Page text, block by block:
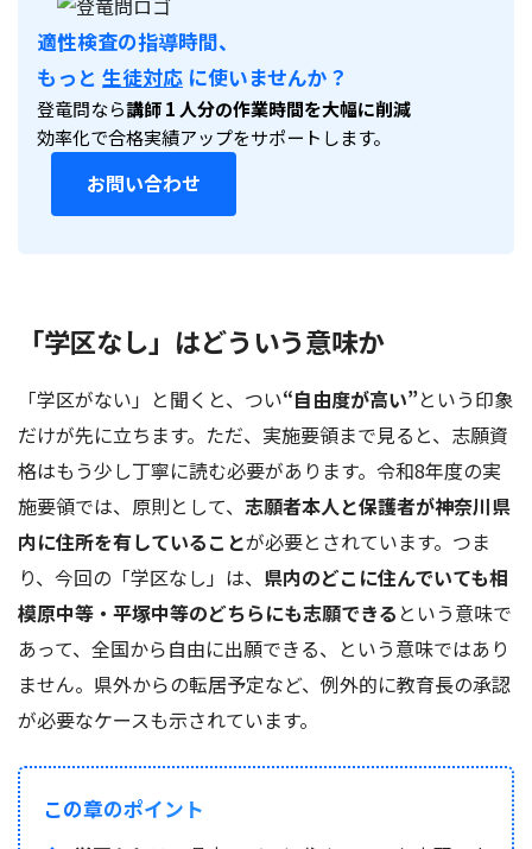
適性検査の指導時間、
もっと 生徒対応 に使いませんか？
登竜問なら講師 1 人分の作業時間を大幅に削減
効率化で合格実績アップをサポートします。
お問い合わせ
「学区なし」はどういう意味か
「学区がない」と聞くと、つい“自由度が高い”という印象
だけが先に立ちます。ただ、実施要領まで見ると、志願資
格はもう少し丁寧に読む必要があります。令和8年度の実
施要領では、原則として、 志願者本人と保護者が神奈川県
内に住所を有していることが必要とされています。つま
り、今回の「学区なし」は、 県内のどこに住んでいても相
模原中等・平塚中等のどちらにも志願できる という意味で
あって、全国から自由に出願できる、という意味ではあり
ません。県外からの転居予定など、例外的に教育長の承認
が必要なケースも示されています。
この章のポイント